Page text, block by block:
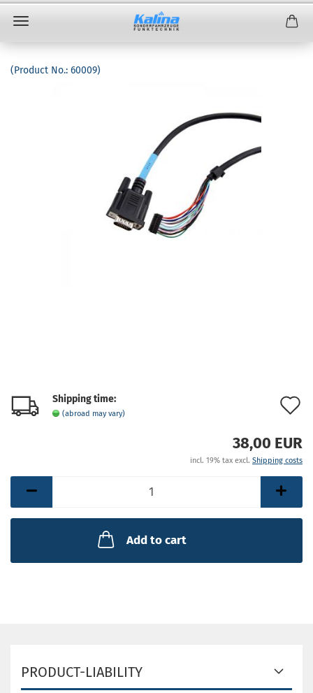
(Product No.: 60009)
Shipping time:
(abroad may vary)
38,00 EUR
incl. 19% tax excl. Shipping costs
Add to cart
PRODUCT-LIABILITY